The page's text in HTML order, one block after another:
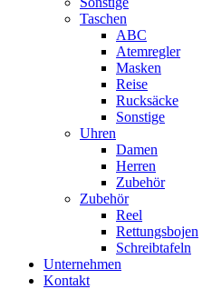
Taschen
ABC
Atemregler
Masken
Reise
Rucksäcke
Sonstige
Uhren
Damen
Herren
Zubehör
Zubehör
Reel
Rettungsbojen
Schreibtafeln
Unternehmen
Kontakt